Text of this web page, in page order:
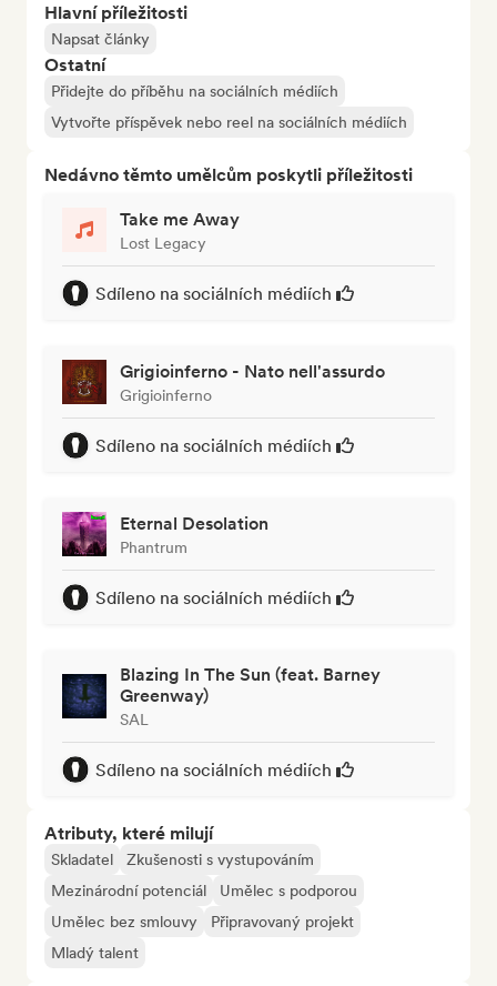
Hlavní příležitosti
Napsat články
Ostatní
Přidejte do příběhu na sociálních médiích
Vytvořte příspěvek nebo reel na sociálních médiích
Nedávno těmto umělcům poskytli příležitosti
Take me Away
Lost Legacy
Sdíleno na sociálních médiích
Grigioinferno - Nato nell'assurdo
Grigioinferno
Sdíleno na sociálních médiích
Eternal Desolation
Phantrum
Sdíleno na sociálních médiích
Blazing In The Sun (feat. Barney
Greenway)
SAL
Sdíleno na sociálních médiích
Atributy, které milují
Skladatel
Zkušenosti s vystupováním
Mezinárodní potenciál
Umělec s podporou
Umělec bez smlouvy
Připravovaný projekt
Mladý talent